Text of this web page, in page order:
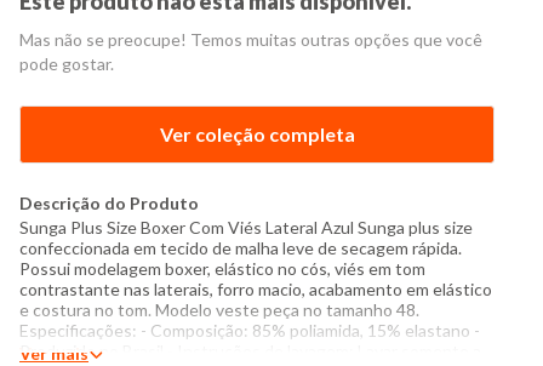
Mas não se preocupe! Temos muitas outras opções que você
pode gostar.
Ver coleção completa
Descrição do Produto
Sunga Plus Size Boxer Com Viés Lateral Azul Sunga plus size
confeccionada em tecido de malha leve de secagem rápida.
Possui modelagem boxer, elástico no cós, viés em tom
contrastante nas laterais, forro macio, acabamento em elástico
e costura no tom. Modelo veste peça no tamanho 48.
Especificações: - Composição: 85% poliamida, 15% elastano -
Produzido no Brasil - Instruções de lavagem: Lavar somente a
Ver mais